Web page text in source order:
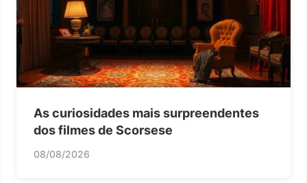
As curiosidades mais surpreendentes
dos filmes de Scorsese
08/08/2026